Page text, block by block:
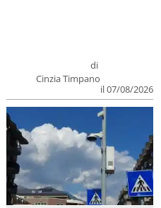
di
Cinzia Timpano
il 07/08/2026